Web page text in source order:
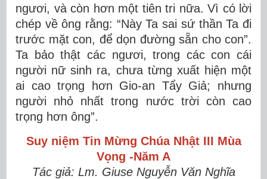
ngươi, và còn hơn một tiên tri nữa. Vì có lời
chép về ông rằng: “Này Ta sai sứ thần Ta đi
trước mặt con, để dọn đường sẵn cho con”.
Ta bảo thật các ngươi, trong các con cái
người nữ sinh ra, chưa từng xuất hiện một
ai cao trọng hơn Gio-an Tẩy Giả; nhưng
người nhỏ nhất trong nước trời còn cao
trọng hơn ông”.
Suy niệm Tin Mừng Chúa Nhật III Mùa
Vọng -Năm A
Tác giả: Lm. Giuse Nguyễn Văn Nghĩa